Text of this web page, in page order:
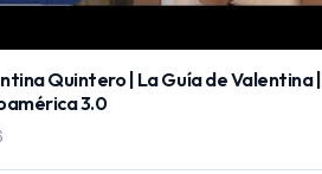
Quintero | La Guía de Valentina |
3.0